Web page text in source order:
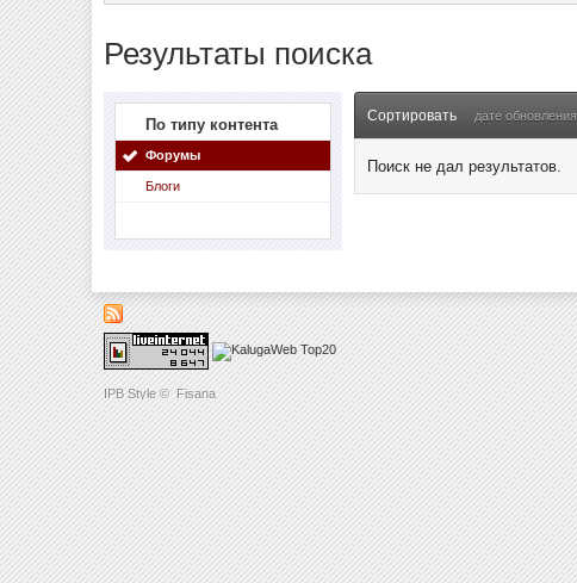
IPB Style © Fisana
Результаты поиска
По типу контента
Форумы
Блоги
Сортировать дате обновления
Поиск не дал результатов.